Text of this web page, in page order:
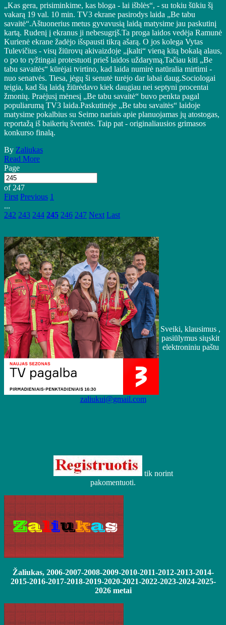
„Kas gera, prisiminkime, kas bloga - lai išblės“, - su tokiu šūkiu šį
vakarą 19 val. 10 min. TV3 ekrane pasirodys laida „Be tabu
savaitė“.Aštuonerius metus gyvavusią laidą matysime jau paskutinį
kartą. Rudenį į ekranus ji nebesugrįš.Ta proga laidos vedėja Ramunė
Kurienė ekrane žadėjo išspausti tikrą ašarą. O jos kolega Vytas
Tulevičius - visų žiūrovų akivaizdoje „įkalti“ vieną kitą bokalą alaus,
o po to ryžtingai protestuoti prieš laidos uždarymą.Tačiau kiti „Be
tabu savaitės“ kūrėjai tvirtino, kad laida numirė natūralia mirtimi -
nuo senatvės. Tiesa, jėgų ši senutė turėjo dar labai daug.Sociologai
teigia, kad šią laidą žiūrėdavo kiek daugiau nei septyni procentai
žmonių. Praėjusį mėnesį „Be tabu savaitė“ buvo penkta pagal
populiarumą TV3 laida.Paskutinėje „Be tabu savaitės“ laidoje
matysime pokalbius su Seimo nariais apie planuojamas jų atostogas,
reportažą iš baikerių šventės. Taip pat - originaliausios grimasos
konkurso finalą.
By Zaliukas
Read More
Page
of 247
First Previous 1
...
242 243 244 245 246 247 Next Last
Sveiki, klausimus ,
pasiūlymus siųskit
elektroniniu paštu
zaliukui@gmail.com
tik norint
pakomentuoti.
Žaliukas, 2006-2007-2008-2009-2010-2011-2012-2013-2014-
2015-2016-2017-2018-2019-2020-2021-2022-2023-2024-2025-
2026 metai